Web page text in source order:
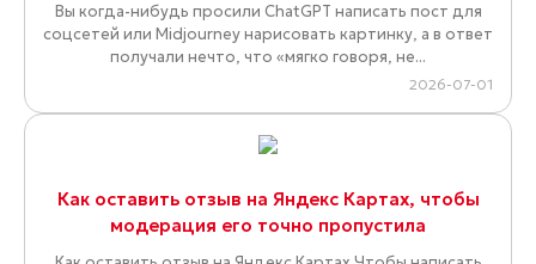
Вы когда-нибудь просили ChatGPT написать пост для
соцсетей или Midjourney нарисовать картинку, а в ответ
получали нечто, что «мягко говоря, не...
2026-07-01
Как оставить отзыв на Яндекс Картах, чтобы
модерация его точно пропустила